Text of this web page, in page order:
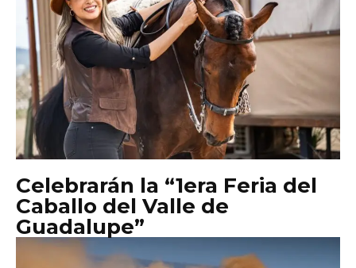
Celebrarán la “1era Feria del
Caballo del Valle de
Guadalupe”